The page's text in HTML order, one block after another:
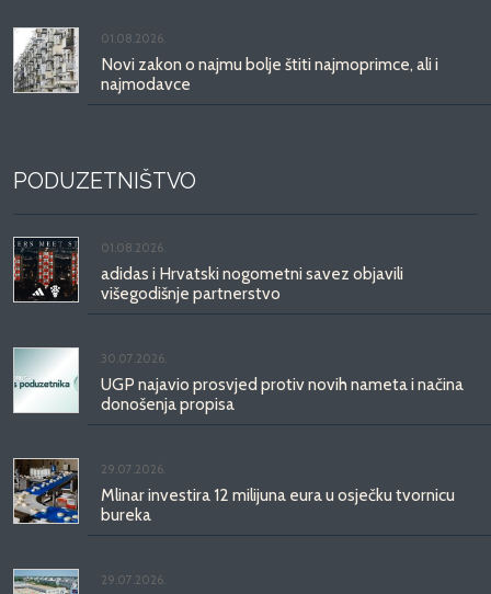
01.08.2026.
Novi zakon o najmu bolje štiti najmoprimce, ali i
najmodavce
PODUZETNIŠTVO
01.08.2026.
adidas i Hrvatski nogometni savez objavili
višegodišnje partnerstvo
30.07.2026.
UGP najavio prosvjed protiv novih nameta i načina
donošenja propisa
29.07.2026.
Mlinar investira 12 milijuna eura u osječku tvornicu
bureka
29.07.2026.